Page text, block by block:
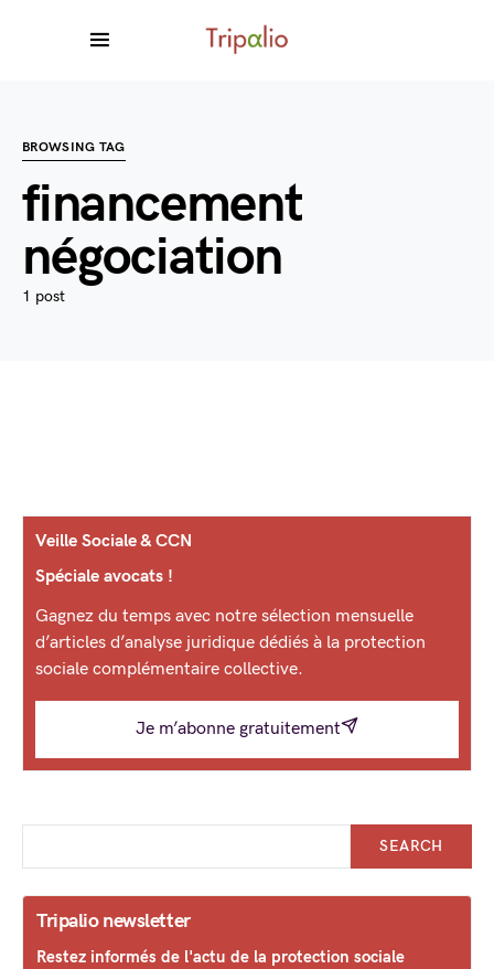
BROWSING TAG
financement
négociation
1 post
Veille Sociale & CCN
Spéciale avocats !
Gagnez du temps avec notre sélection mensuelle
d’articles d’analyse juridique dédiés à la protection
sociale complémentaire collective.
Je m’abonne gratuitement
SEARCH
Tripalio newsletter
Restez informés de l'actu de la protection sociale